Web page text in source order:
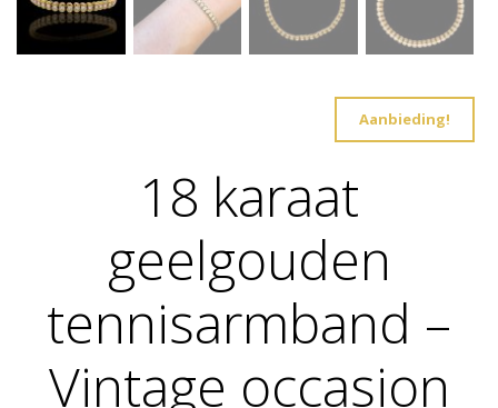
Aanbieding!
18 karaat
geelgouden
tennisarmband –
Vintage occasion